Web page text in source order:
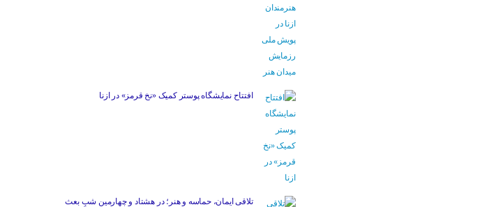
افتتاح نمایشگاه پوستر کمیک «نخ قرمز» در ازنا
تلاقی ایمان، حماسه و هنر؛ در هشتاد و چهارمین شبِ بعث